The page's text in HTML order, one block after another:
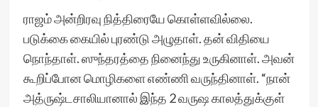
ராஜம் அன்றிரவு நித்திரையே கொள்ளவில்லை.
படுக்கை கையில் புரண்டு அழுதாள். தன் விதியை
நொந்தாள். ஸுந்தரத்தை நினைந்து உருகினாள். அவன்
கூறிப்போன மொழிகளை எண்ணி வருந்தினாள். “நான்
அத்ருஷ்டசாலியானால் இந்த 2 வருஷ காலத்துக்குள்